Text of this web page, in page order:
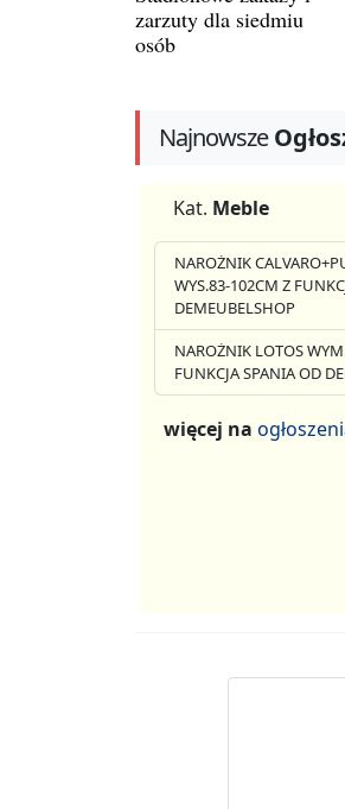
zarzuty dla siedmiu
osób
Najnowsze
Kat. Meble
NAROŻNIK
WYS.83-102CM Z
DEMEUBELSHOP
NAROŻNIK LOTOS
FUNKCJA SPANIA OD
więcej na